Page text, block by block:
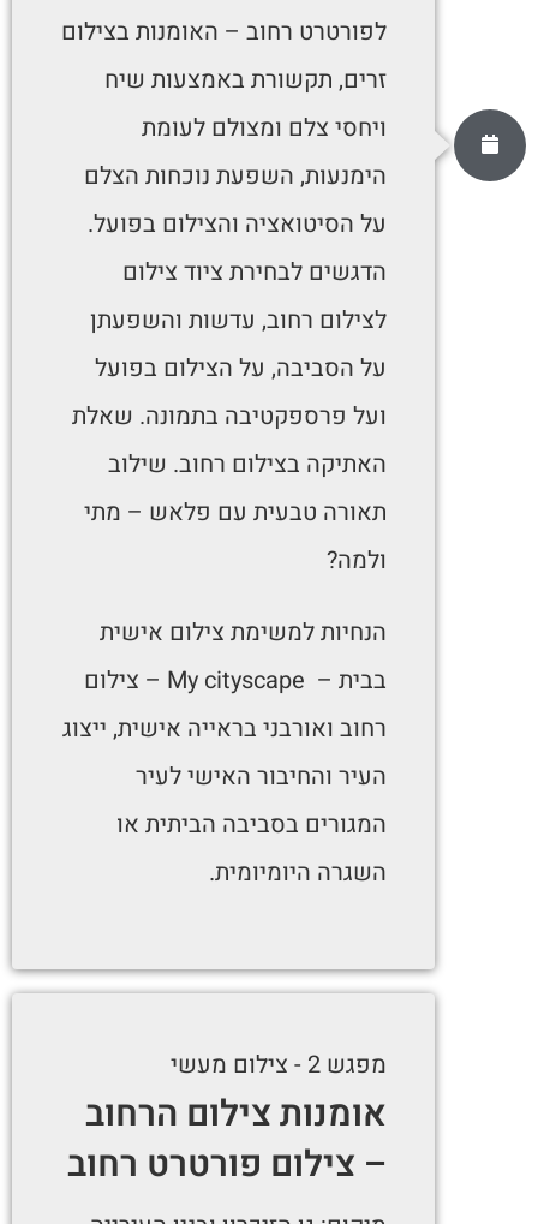
לפורטרט רחוב – האומנות בצילום
זרים, תקשורת באמצעות שיח
ויחסי צלם ומצולם לעומת
הימנעות, השפעת נוכחות הצלם
על הסיטואציה והצילום בפועל.
הדגשים לבחירת ציוד צילום
לצילום רחוב, עדשות והשפעתן
על הסביבה, על הצילום בפועל
ועל פרספקטיבה בתמונה. שאלת
האתיקה בצילום רחוב. שילוב
תאורה טבעית עם פלאש – מתי
ולמה?
הנחיות למשימת צילום אישית
בבית – My cityscape – צילום
רחוב ואורבני בראייה אישית, ייצוג
העיר והחיבור האישי לעיר
המגורים בסביבה הביתית או
השגרה היומיומית.
מפגש 2 - צילום מעשי
אומנות צילום הרחוב
– צילום פורטרט רחוב